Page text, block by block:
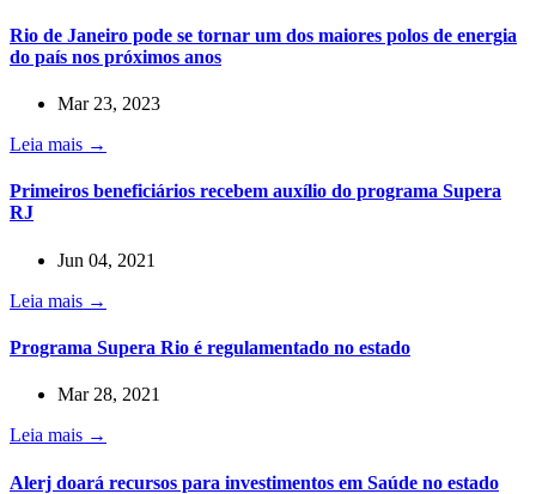
Rio de Janeiro pode se tornar um dos maiores polos de energia
do país nos próximos anos
Mar 23, 2023
Leia mais →
Primeiros beneficiários recebem auxílio do programa Supera
RJ
Jun 04, 2021
Leia mais →
Programa Supera Rio é regulamentado no estado
Mar 28, 2021
Leia mais →
Alerj doará recursos para investimentos em Saúde no estado